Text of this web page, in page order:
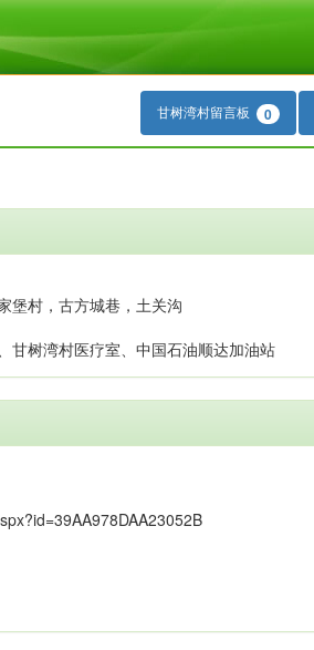
甘树湾村留言板 0
堡村，古方城巷，土关沟
甘树湾村医疗室、中国石油顺达加油站